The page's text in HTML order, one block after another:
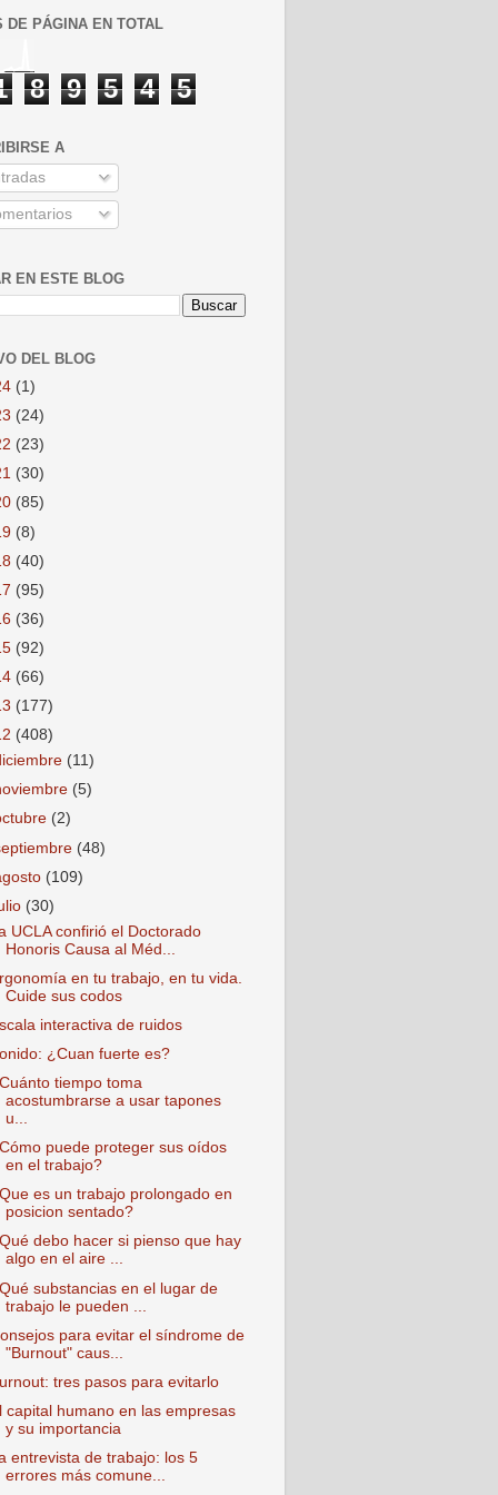
DE PÁGINA EN TOTAL
8 9 5 4 5
A
EN ESTE BLOG
DEL BLOG
(1)
(24)
(23)
(30)
(85)
(8)
(40)
(95)
(36)
(92)
(66)
(177)
(408)
(11)
(5)
(2)
(48)
(109)
(30)
UCLA confirió el Doctorado
Honoris Causa al Méd...
en tu trabajo, en tu vida.
Cuide sus codos
interactiva de ruidos
¿Cuan fuerte es?
tiempo toma
acostumbrarse a usar tapones
u...
puede proteger sus oídos
en el trabajo?
es un trabajo prolongado en
posicion sentado?
debo hacer si pienso que hay
algo en el aire ...
substancias en el lugar de
trabajo le pueden ...
para evitar el síndrome de
"Burnout" caus...
tres pasos para evitarlo
capital humano en las empresas
y su importancia
entrevista de trabajo: los 5
errores más comune...